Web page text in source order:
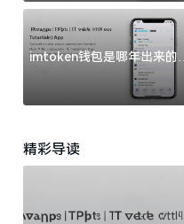
imtoken钱包是哪年出来的？
一文给你说清楚
精彩导读